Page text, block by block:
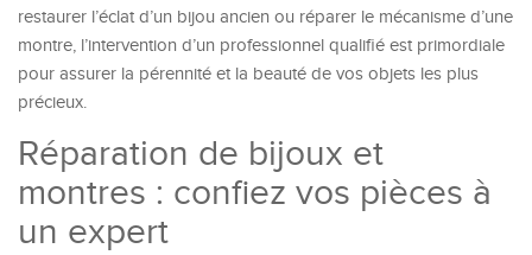
restaurer l’éclat d’un bijou ancien ou réparer le mécanisme d’une
montre, l’intervention d’un professionnel qualifié est primordiale
pour assurer la pérennité et la beauté de vos objets les plus
précieux.
Réparation de bijoux et
montres : confiez vos pièces à
un expert